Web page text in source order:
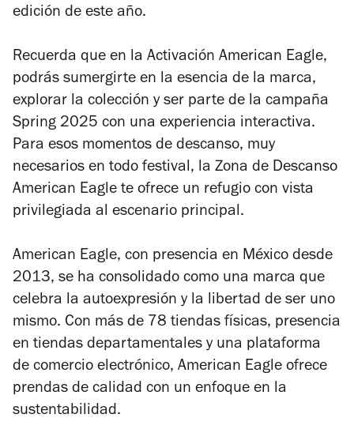
edición de este año.
Recuerda que en la Activación American Eagle,
podrás sumergirte en la esencia de la marca,
explorar la colección y ser parte de la campaña
Spring 2025 con una experiencia interactiva.
Para esos momentos de descanso, muy
necesarios en todo festival, la Zona de Descanso
American Eagle te ofrece un refugio con vista
privilegiada al escenario principal.
American Eagle, con presencia en México desde
2013, se ha consolidado como una marca que
celebra la autoexpresión y la libertad de ser uno
mismo. Con más de 78 tiendas físicas, presencia
en tiendas departamentales y una plataforma
de comercio electrónico, American Eagle ofrece
prendas de calidad con un enfoque en la
sustentabilidad.